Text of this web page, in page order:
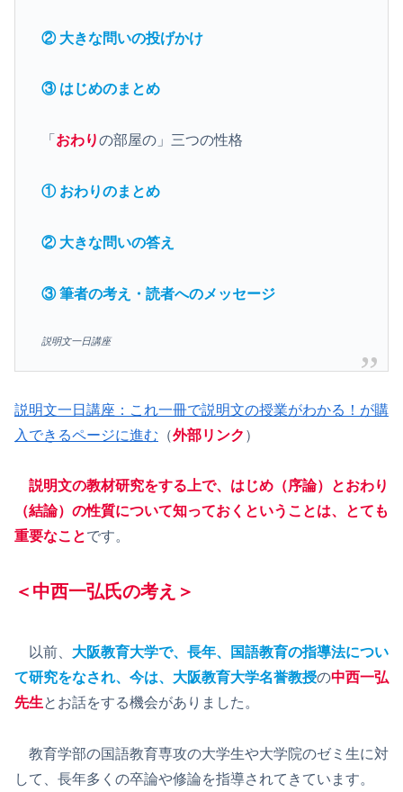
② 大きな問いの投げかけ
③ はじめのまとめ
「 おわりの部屋の」三つの性格
① おわりのまとめ
② 大きな問いの答え
③ 筆者の考え・読者へのメッセージ
説明文一日講座
説明文一日講座：これ一冊で説明文の授業がわかる！が購
入できるページに進む （外部リンク ）
説明文の教材研究をする上で、はじめ（序論）とおわり
（結論）の性質について知っておくということは、とても
重要なことです。
＜中西一弘氏の考え＞
以前、 大阪教育大学で、長年、国語教育の指導法につい
て研究をなされ、今は、大阪教育大学名誉教授の中西一弘
先生とお話をする機会がありました。
教育学部の国語教育専攻の大学生や大学院のゼミ生に対
して、長年多くの卒論や修論を指導されてきています。